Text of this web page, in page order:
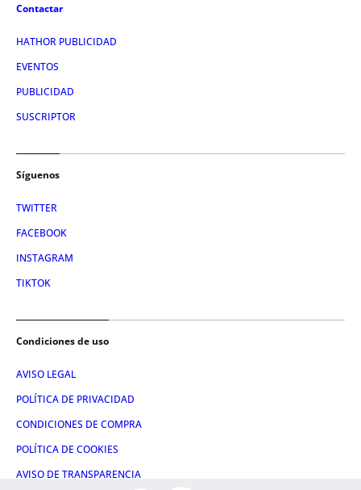
Contactar
HATHOR PUBLICIDAD
EVENTOS
PUBLICIDAD
SUSCRIPTOR
Síguenos
TWITTER
FACEBOOK
INSTAGRAM
TIKTOK
Condiciones de uso
AVISO LEGAL
POLÍTICA DE PRIVACIDAD
CONDICIONES DE COMPRA
POLÍTICA DE COOKIES
AVISO DE TRANSPARENCIA